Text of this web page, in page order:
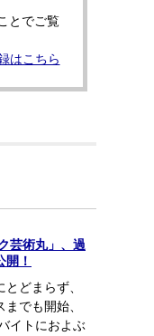
とでご覧
はこちら
芸術丸」、過
！
どまらず、
でも開始、
イトにおよぶ